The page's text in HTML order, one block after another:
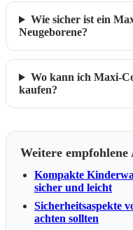
Wie sicher ist ein
Neugeborene?
Wo kann ich Maxi-
kaufen?
Weitere
Kompakte
sicher und leicht
Sicherheitsaspekte
achten sollten